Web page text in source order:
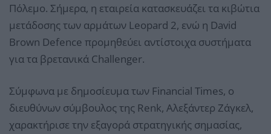
Πόλεμο. Σήμερα, η εταιρεία κατασκευάζει τα κιβώτια
μετάδοσης των αρμάτων Leopard 2, ενώ η David
Brown Defence προμηθεύει αντίστοιχα συστήματα
για τα βρετανικά Challenger.
Σύμφωνα με δημοσίευμα των Financial Times, ο
διευθύνων σύμβουλος της Renk, Αλεξάντερ Ζάγκελ,
χαρακτήρισε την εξαγορά στρατηγικής σημασίας,